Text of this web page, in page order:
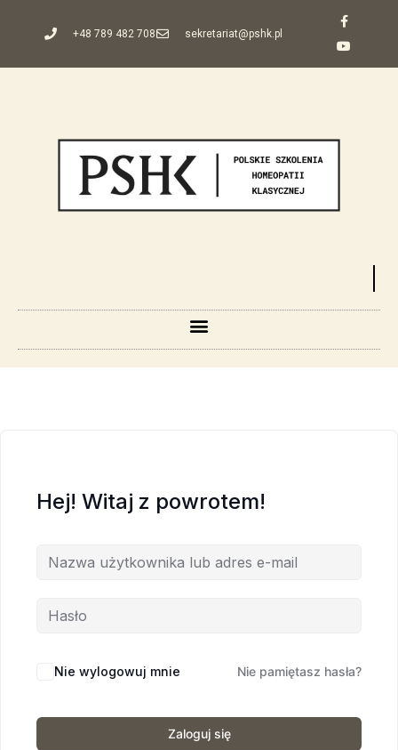
+48 789 482 708 sekretariat@pshk.pl
Hej! Witaj z powrotem!
Nie wylogowuj mnie Nie pamiętasz hasła?
Zaloguj się